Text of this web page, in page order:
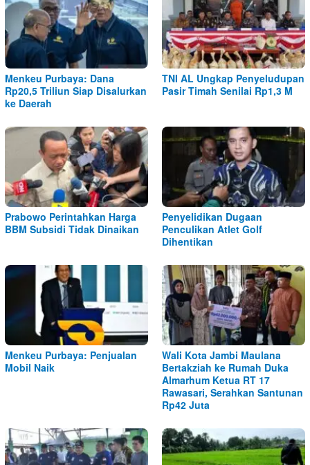
Menkeu Purbaya: Dana
Rp20,5 Triliun Siap Disalurkan
ke Daerah
TNI AL Ungkap Penyeludupan
Pasir Timah Senilai Rp1,3 M
Prabowo Perintahkan Harga
BBM Subsidi Tidak Dinaikan
Penyelidikan Dugaan
Penculikan Atlet Golf
Dihentikan
Menkeu Purbaya: Penjualan
Mobil Naik
Wali Kota Jambi Maulana
Bertakziah ke Rumah Duka
Almarhum Ketua RT 17
Rawasari, Serahkan Santunan
Rp42 Juta